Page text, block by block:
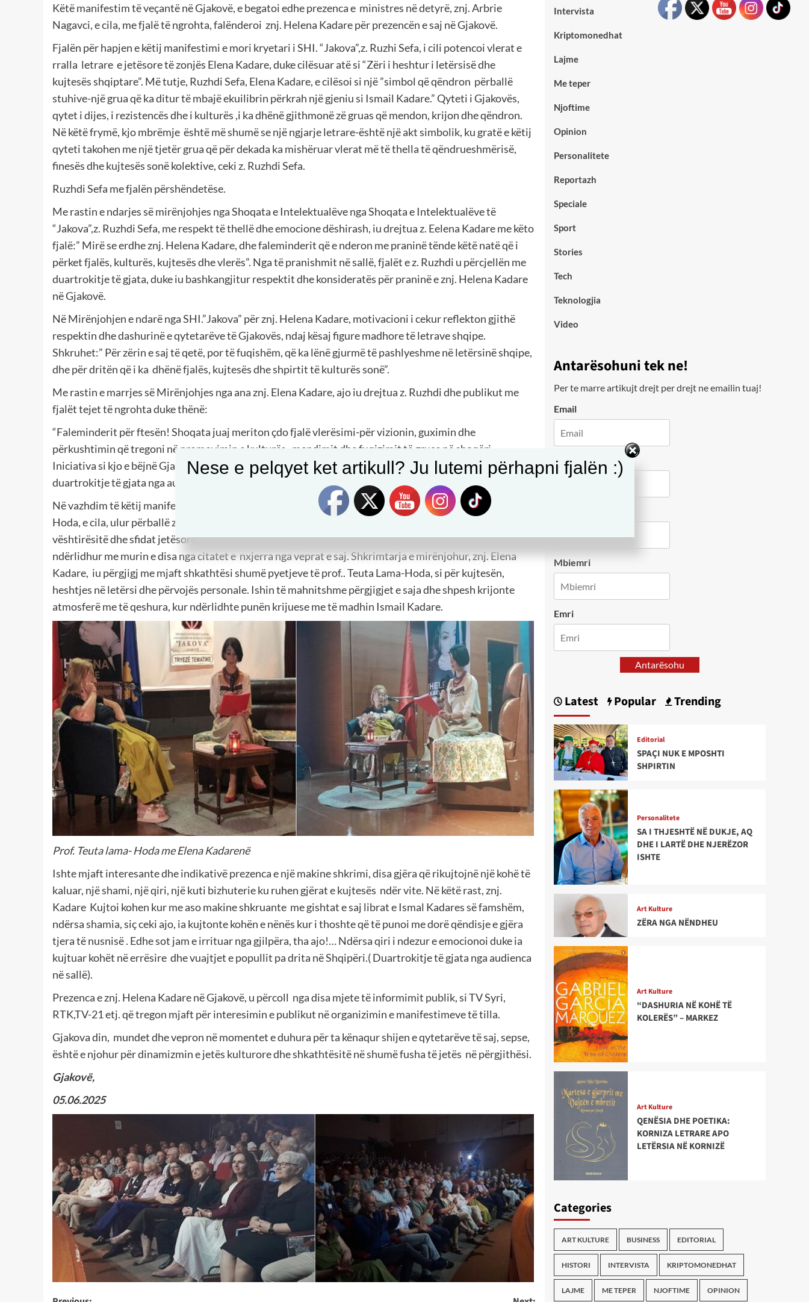
Këtë manifestim të veçantë në Gjakovë, e begatoi edhe prezenca e ministres në detyrë, znj. Arbrie
Nagavci, e cila, me fjalë të ngrohta, falënderoi znj. Helena Kadare për prezencën e saj në Gjakovë.
Fjalën për hapjen e këtij manifestimi e mori kryetari i SHI. “Jakova”,z. Ruzhi Sefa, i cili potencoi vlerat e
rralla letrare e jetësore të zonjës Elena Kadare, duke cilësuar atë si “Zëri i heshtur i letërsisë dhe
kujtesës shqiptare”. Më tutje, Ruzhdi Sefa, Elena Kadare, e cilësoi si një ”simbol që qëndron përballë
stuhive-një grua që ka ditur të mbajë ekuilibrin përkrah një gjeniu si Ismail Kadare.” Qyteti i Gjakovës,
qytet i dijes, i rezistencës dhe i kulturës ,i ka dhënë gjithmonë zë gruas që mendon, krijon dhe qëndron.
Në këtë frymë, kjo mbrëmje është më shumë se një ngjarje letrare-është një akt simbolik, ku gratë e këtij
qyteti takohen me një tjetër grua që për dekada ka mishëruar vlerat më të thella të qëndrueshmërisë,
finesës dhe kujtesës sonë kolektive, ceki z. Ruzhdi Sefa.
Ruzhdi Sefa me fjalën përshëndetëse.
Me rastin e ndarjes së mirënjohjes nga Shoqata e Intelektualëve nga Shoqata e Intelektualëve të
“Jakova”,z. Ruzhdi Sefa, me respekt të thellë dhe emocione dëshirash, iu drejtua z. Eelena Kadare me këto
fjalë:” Mirë se erdhe znj. Helena Kadare, dhe faleminderit që e nderon me praninë tënde këtë natë që i
përket fjalës, kulturës, kujtesës dhe vlerës”. Nga të pranishmit në sallë, fjalët e z. Ruzhdi u përcjellën me
duartrokitje të gjata, duke iu bashkangjitur respektit dhe konsideratës për praninë e znj. Helena Kadare
në Gjakovë.
Në Mirënjohjen e ndarë nga SHI.”Jakova” për znj. Helena Kadare, motivacioni i cekur reflekton gjithë
respektin dhe dashurinë e qytetarëve të Gjakovës, ndaj kësaj figure madhore të letrave shqipe.
Shkruhet:” Për zërin e saj të qetë, por të fuqishëm, që ka lënë gjurmë të pashlyeshme në letërsinë shqipe,
dhe për dritën që i ka dhënë fjalës, kujtesës dhe shpirtit të kulturës sonë”.
Me rastin e marrjes së Mirënjohjes nga ana znj. Elena Kadare, ajo iu drejtua z. Ruzhdi dhe publikut me
fjalët tejet të ngrohta duke thënë:
“Faleminderit për ftesën! Shoqata juaj meriton çdo fjalë vlerësimi-për vizionin, guximin dhe
përkushtimin që tregoni në promovimin e kulturës, mendimit dhe fuqizimit të gruas në shoqëri.
Iniciativa si kjo e bëjnë Gjakovën dhe gjithë hapësirën shqiptare më të pasur shpirtërisht”. Përsëri
duartrokitje të gjata nga audienca.
Në vazhdim të këtij manifestimi të rrallë në Gjakovë, pjesa tjetër i kaloi për moderim Prof. Teuta Lama-
Hoda, e cila, ulur përballë znj. Kadare, iu drejtua me disa pyetje të ndjeshme për jetën dhe veprën e saj,
vështirësitë dhe sfidat jetësore, duke u bazuar në biografinë e lexuar dhe veprat e shkruara, duke u
ndërlidhur me murin e disa nga citatet e nxjerra nga veprat e saj. Shkrimtarja e mirënjohur, znj. Elena
Kadare, iu përgjigj me mjaft shkathtësi shumë pyetjeve të prof.. Teuta Lama-Hoda, si për kujtesën,
heshtjes në letërsi dhe përvojës personale. Ishin të mahnitshme përgjigjet e saja dhe shpesh krijonte
atmosferë me të qeshura, kur ndërlidhte punën krijuese me të madhin Ismail Kadare.
Prof. Teuta lama- Hoda me Elena Kadarenë
Ishte mjaft interesante dhe indikativë prezenca e një makine shkrimi, disa gjëra që rikujtojnë një kohë të
kaluar, një shami, një qiri, një kuti bizhuterie ku ruhen gjërat e kujtesës ndër vite. Në këtë rast, znj.
Kadare Kujtoi kohen kur me aso makine shkruante me gishtat e saj librat e Ismal Kadares së famshëm,
ndërsa shamia, siç ceki ajo, ia kujtonte kohën e nënës kur i thoshte që të punoi me dorë qëndisje e gjëra
tjera të nusnisë . Edhe sot jam e irrituar nga gjilpëra, tha ajo!… Ndërsa qiri i ndezur e emocionoi duke ia
kujtuar kohët në errësire dhe vuajtjet e popullit pa drita në Shqipëri.( Duartrokitje të gjata nga audienca
në sallë).
Prezenca e znj. Helena Kadare në Gjakovë, u përcoll nga disa mjete të informimit publik, si TV Syri,
RTK,TV-21 etj. që tregon mjaft për interesimin e publikut në organizimin e manifestimeve të tilla.
Gjakova din, mundet dhe vepron në momentet e duhura për ta kënaqur shijen e qytetarëve të saj, sepse,
është e njohur për dinamizmin e jetës kulturore dhe shkathtësitë në shumë fusha të jetës në përgjithësi.
Gjakovë,
05.06.2025
Intervista
Kriptomonedhat
Lajme
Me teper
Njoftime
Opinion
Personalitete
Reportazh
Speciale
Sport
Stories
Tech
Teknologjia
Video
Antarësohuni tek ne!
Per te marre artikujt drejt per drejt ne emailin tuaj!
Email
City
Mbiemri
Emri
Antarësohu
Latest Popular Trending
Editorial
SPAÇI NUK E MPOSHTI
SHPIRTIN
Personalitete
SA I THJESHTË NË DUKJE, AQ
DHE I LARTË DHE NJERËZOR
ISHTE
Art Kulture
ZËRA NGA NËNDHEU
Art Kulture
“DASHURIA NË KOHË TË
KOLERËS” – MARKEZ
Art Kulture
QENËSIA DHE POETIKA:
KORNIZA LETRARE APO
LETËRSIA NË KORNIZË
Categories
ART KULTURE BUSINESS EDITORIAL
HISTORI INTERVISTA KRIPTOMONEDHAT
LAJME ME TEPER NJOFTIME OPINION
Nese e pelqyet ket artikull? Ju lutemi përhapni fjalën :)